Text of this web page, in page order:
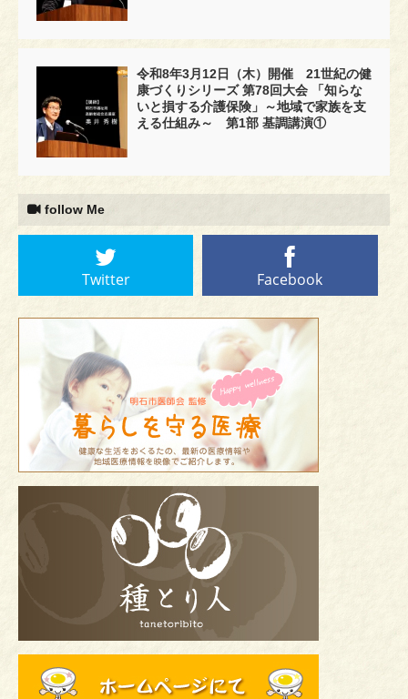
令和8年3月12日（木）開催 21世紀の健
康づくりシリーズ 第78回大会 「知らな
いと損する介護保険」～地域で家族を支
える仕組み～ 第1部 基調講演①
follow Me
Twitter Facebook